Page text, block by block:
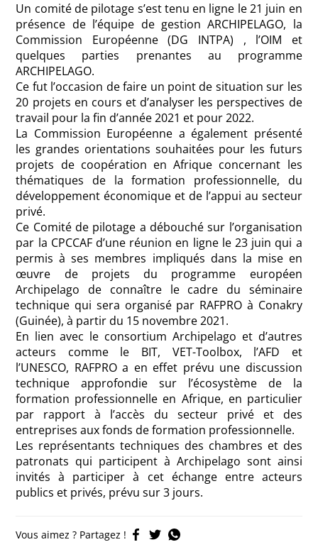
Un comité de pilotage s’est tenu en ligne le 21 juin en
présence de l’équipe de gestion ARCHIPELAGO, la
Commission Européenne (DG INTPA) , l’OIM et
quelques parties prenantes au programme
ARCHIPELAGO.
Ce fut l’occasion de faire un point de situation sur les
20 projets en cours et d’analyser les perspectives de
travail pour la fin d’année 2021 et pour 2022.
La Commission Européenne a également présenté
les grandes orientations souhaitées pour les futurs
projets de coopération en Afrique concernant les
thématiques de la formation professionnelle, du
développement économique et de l’appui au secteur
privé.
Ce Comité de pilotage a débouché sur l’organisation
par la CPCCAF d’une réunion en ligne le 23 juin qui a
permis à ses membres impliqués dans la mise en
œuvre de projets du programme européen
Archipelago de connaître le cadre du séminaire
technique qui sera organisé par RAFPRO à Conakry
(Guinée), à partir du 15 novembre 2021.
En lien avec le consortium Archipelago et d’autres
acteurs comme le BIT, VET-Toolbox, l’AFD et
l’UNESCO, RAFPRO a en effet prévu une discussion
technique approfondie sur l’écosystème de la
formation professionnelle en Afrique, en particulier
par rapport à l’accès du secteur privé et des
entreprises aux fonds de formation professionnelle.
Les représentants techniques des chambres et des
patronats qui participent à Archipelago sont ainsi
invités à participer à cet échange entre acteurs
publics et privés, prévu sur 3 jours.
Vous aimez ? Partagez !